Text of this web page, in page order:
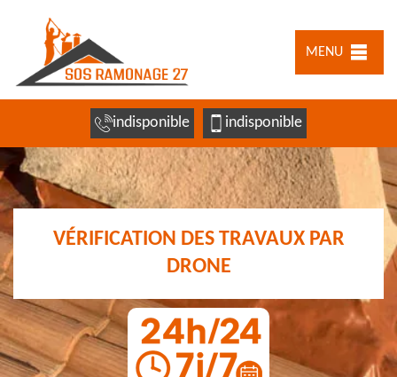
MENU
indisponible indisponible
VÉRIFICATION DES TRAVAUX PAR
DRONE